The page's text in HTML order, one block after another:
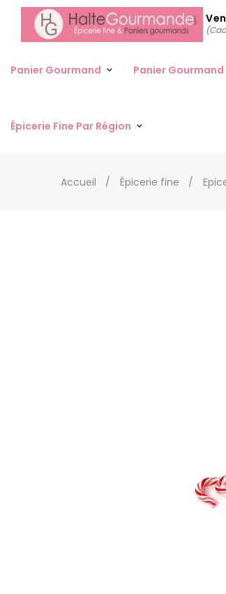
Panier Gourmand Panier Gourmand
Épicerie Fine Par Région
Accueil Épicerie fine